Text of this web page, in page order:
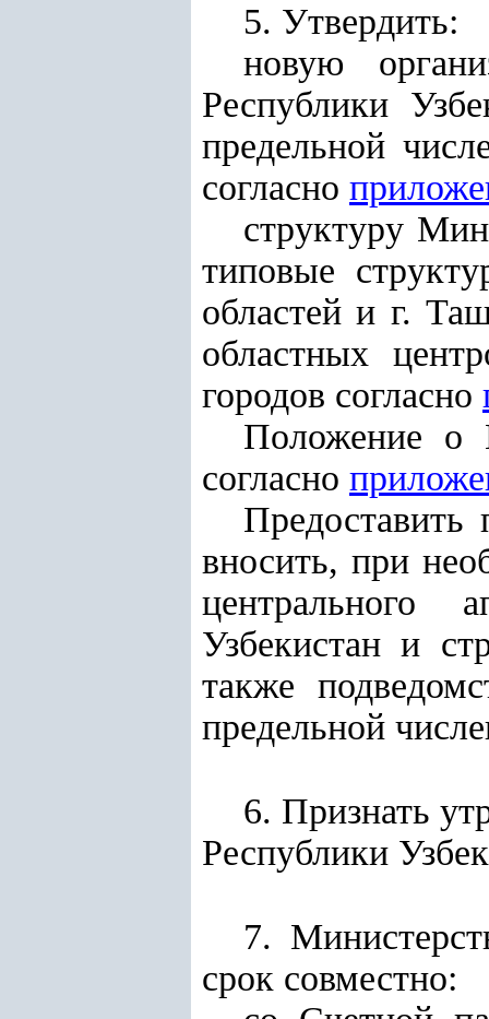
5. Утвердить:
новую
Республики
предельной
согласно
структуру
типовые
областей и г.
областных
городов согласно
Положение о
согласно
Предоставить
вносить, при
центрального
Узбекистан и
также
предельной
6. Признать
Республики
7.
срок совместно: